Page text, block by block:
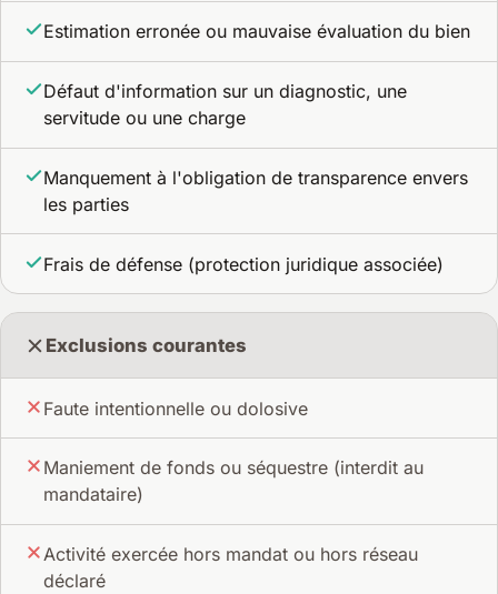
Estimation erronée ou mauvaise évaluation du bien
Défaut d'information sur un diagnostic, une
servitude ou une charge
Manquement à l'obligation de transparence envers
les parties
Frais de défense (protection juridique associée)
Exclusions courantes
Faute intentionnelle ou dolosive
Maniement de fonds ou séquestre (interdit au
mandataire)
Activité exercée hors mandat ou hors réseau
déclaré